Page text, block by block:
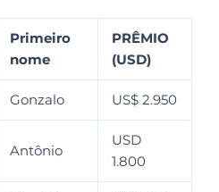
Primeiro
nome
PRÊMIO
(USD)
Gonzalo US$ 2.950
Antônio
USD
1.800